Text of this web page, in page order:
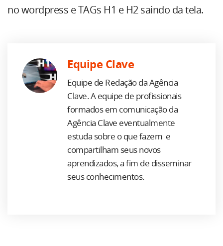
no wordpress e TAGs H1 e H2 saindo da tela.
Equipe Clave
Equipe de Redação da Agência
Clave. A equipe de profissionais
formados em comunicação da
Agência Clave eventualmente
estuda sobre o que fazem e
compartilham seus novos
aprendizados, a fim de disseminar
seus conhecimentos.